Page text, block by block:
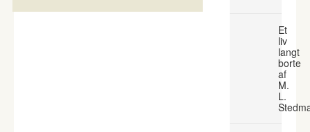
Et
liv
langt
borte
af
M.
L.